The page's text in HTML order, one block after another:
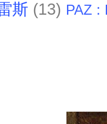
斯 (13) PAZ :